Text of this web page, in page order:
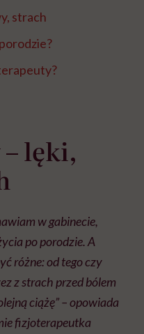
strach
lęki,
w gabinecie,
po porodzie. A
różne: od tego czy
z strach przed bólem
ciążę” – opowiada
fizjoterapeutka